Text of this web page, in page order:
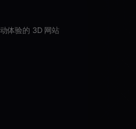
体验的 3D 网站